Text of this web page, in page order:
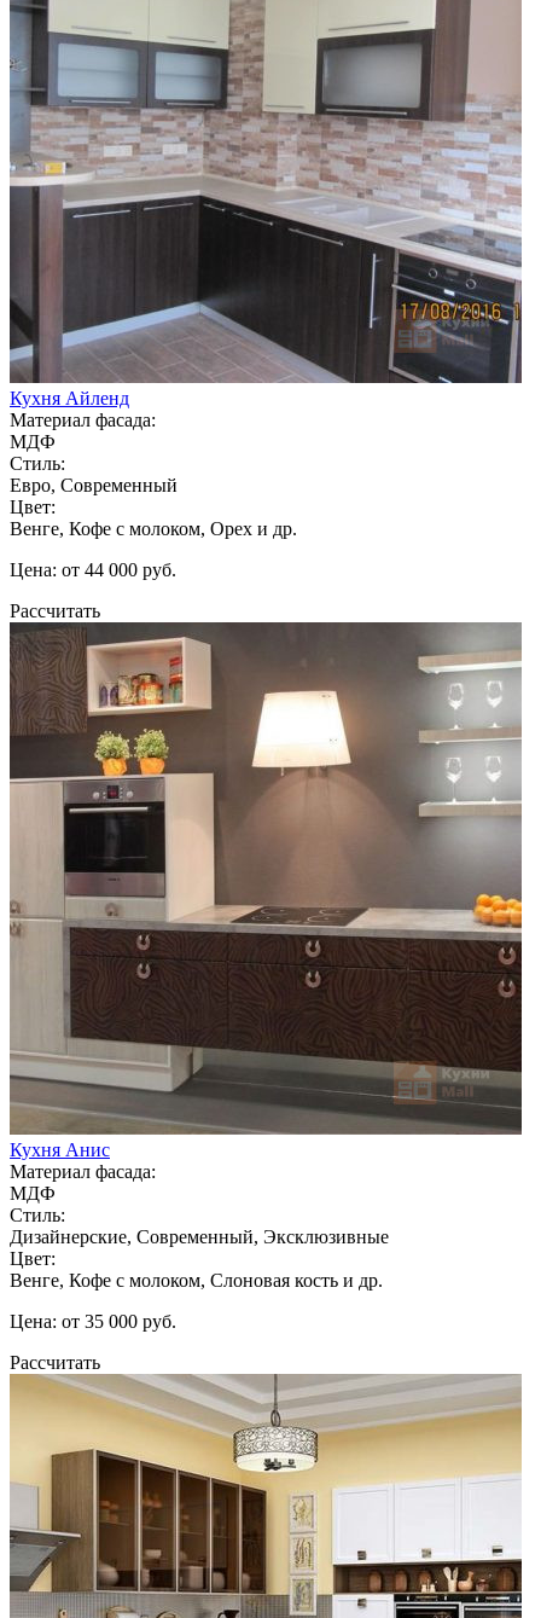
Кухня Айленд
Материал фасада:
МДФ
Стиль:
Евро, Современный
Цвет:
Венге, Кофе с молоком, Орех и др.
Цена: от 44 000 руб.
Рассчитать
Кухня Анис
Материал фасада:
МДФ
Стиль:
Дизайнерские, Современный, Эксклюзивные
Цвет:
Венге, Кофе с молоком, Слоновая кость и др.
Цена: от 35 000 руб.
Рассчитать